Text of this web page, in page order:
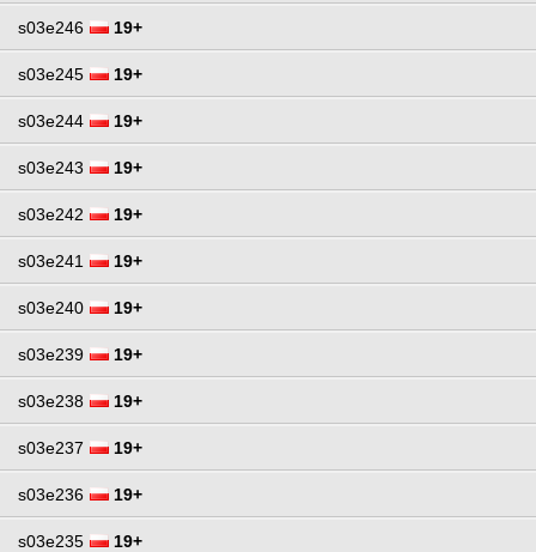
s03e246 19+
s03e245 19+
s03e244 19+
s03e243 19+
s03e242 19+
s03e241 19+
s03e240 19+
s03e239 19+
s03e238 19+
s03e237 19+
s03e236 19+
s03e235 19+